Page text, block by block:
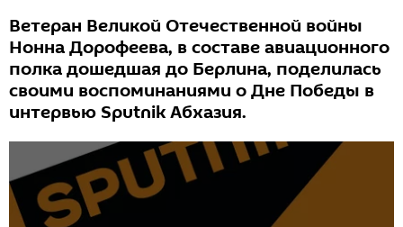
Ветеран Великой Отечественной войны
Нонна Дорофеева, в составе авиационного
полка дошедшая до Берлина, поделилась
своими воспоминаниями о Дне Победы в
интервью Sputnik Абхазия.